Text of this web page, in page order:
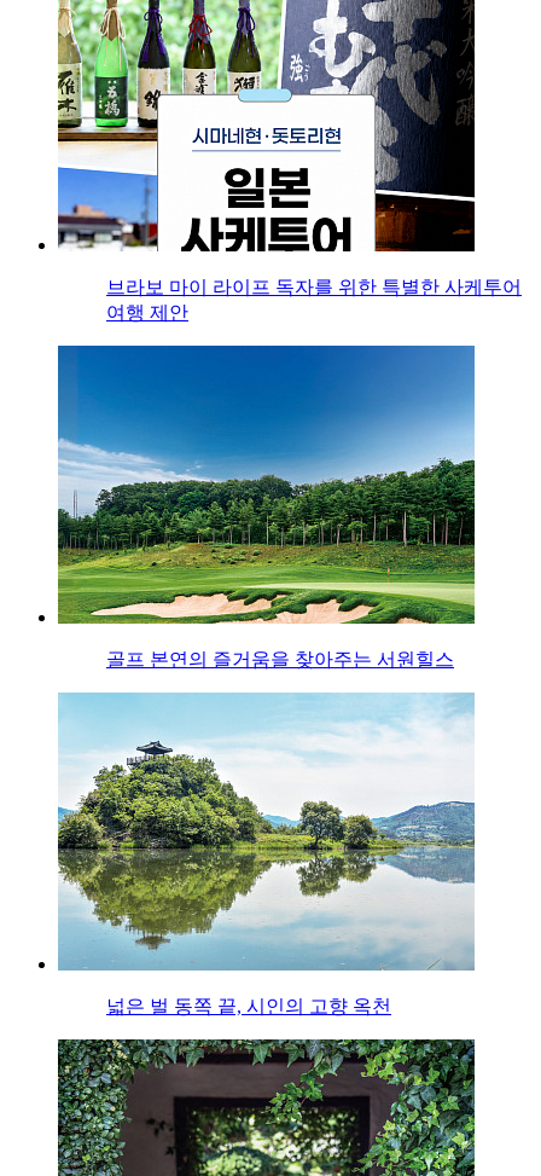
브라보 마이 라이프 독자를 위한 특별한 사케투어
여행 제안
골프 본연의 즐거움을 찾아주는 서원힐스
넓은 벌 동쪽 끝, 시인의 고향 옥천